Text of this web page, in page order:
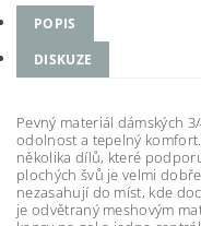
POPIS
DISKUZE
Pevný materiál dámských
odolnost a tepelný
několika dílů, které
plochých švů je velmi
nezasahují do míst, kde
je odvětraný meshovým